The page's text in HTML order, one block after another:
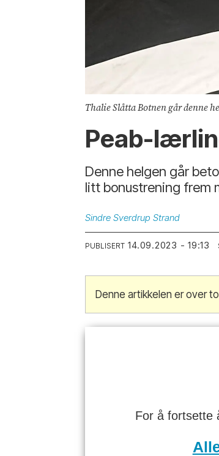
Thalie Slåtta Botnen går denne
Peab-
Denne helgen går
litt bonustrening frem
Sindre Sverdrup Strand
PUBLISERT 14.09.2023 - 19:13
Denne artikkelen er over
For å fortsette